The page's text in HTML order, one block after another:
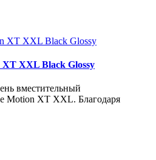
XXL Black Glossy
вместительный
Motion XT XXL. Благодаря